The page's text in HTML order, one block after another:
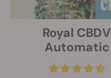
Royal CBDV
Automatic